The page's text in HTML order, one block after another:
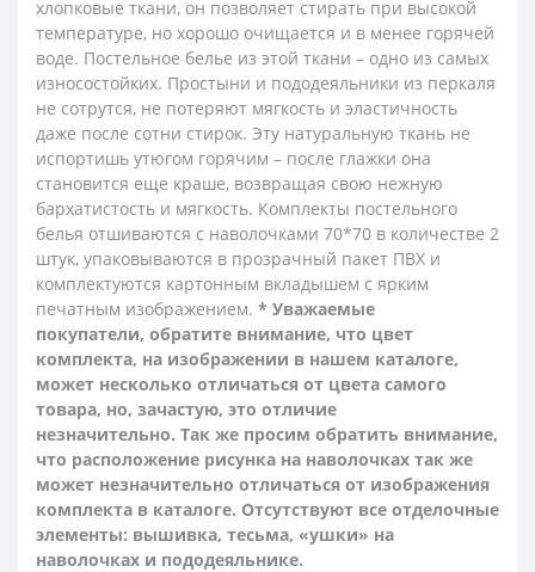
хлопковые ткани, он позволяет стирать при высокой
температуре, но хорошо очищается и в менее горячей
воде. Постельное белье из этой ткани – одно из самых
износостойких. Простыни и пододеяльники из перкаля
не сотрутся, не потеряют мягкость и эластичность
даже после сотни стирок. Эту натуральную ткань не
испортишь утюгом горячим – после глажки она
становится еще краше, возвращая свою нежную
бархатистость и мягкость. Комплекты постельного
белья отшиваются с наволочками 70*70 в количестве 2
штук, упаковываются в прозрачный пакет ПВХ и
комплектуются картонным вкладышем с ярким
печатным изображением. * Уважаемые
покупатели, обратите внимание, что цвет
комплекта, на изображении в нашем каталоге,
может несколько отличаться от цвета самого
товара, но, зачастую, это отличие
незначительно. Так же просим обратить внимание,
что расположение рисунка на наволочках так же
может незначительно отличаться от изображения
комплекта в каталоге. Отсутствуют все отделочные
элементы: вышивка, тесьма, «ушки» на
наволочках и пододеяльнике.